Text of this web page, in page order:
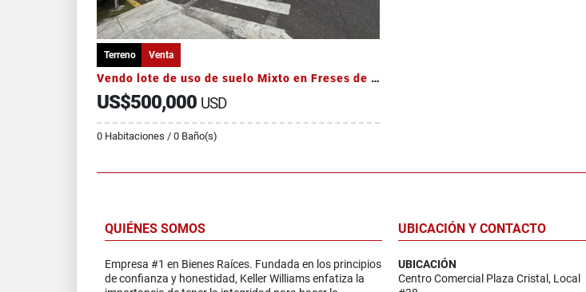
Terreno Venta
Vendo lote de uso de suelo Mixto en Freses de Curridabat
US$500,000 USD
0 Habitaciones / 0 Baño(s)
QUIÉNES SOMOS
Empresa #1 en Bienes Raíces. Fundada en los principios
de confianza y honestidad, Keller Williams enfatiza la
UBICACIÓN Y CONTACTO
UBICACIÓN
Centro Comercial Plaza Cristal, Local